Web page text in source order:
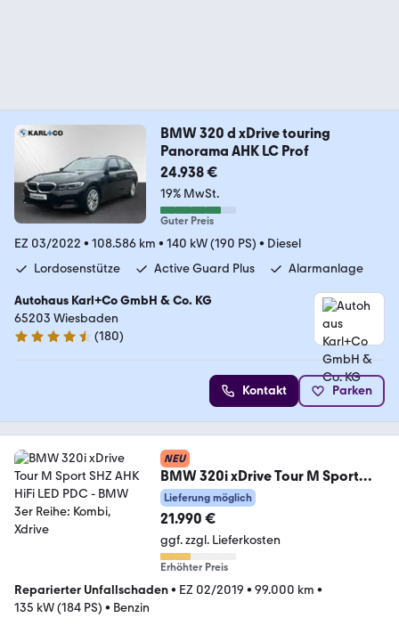
BMW 320 d xDrive touring
Panorama AHK LC Prof
24.938 €
19% MwSt.
Guter Preis
EZ 03/2022 • 108.586 km • 140 kW (190 PS) • Diesel
Lordosenstütze
Active Guard Plus Alarmanlage
Autohaus Karl+Co GmbH & Co. KG
65203 Wiesbaden
4.5 Sterne
(180)
Kontakt Parken
NEU
BMW 320i xDrive Tour M Sport
SHZ AHK HiFi LED PDC
Lieferung möglich
21.990 €
ggf. zzgl. Lieferkosten
Erhöhter Preis
Reparierter Unfallschaden• EZ 02/2019 • 99.000 km •
135 kW (184 PS) • Benzin